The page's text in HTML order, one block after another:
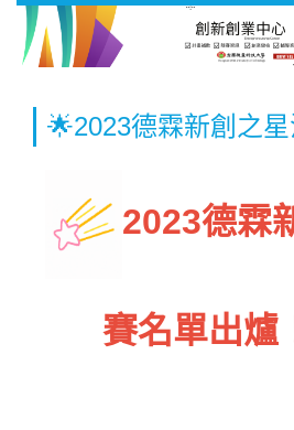
跳
到
主
🌟2023德霖新創之
2023德霖
賽名單出爐